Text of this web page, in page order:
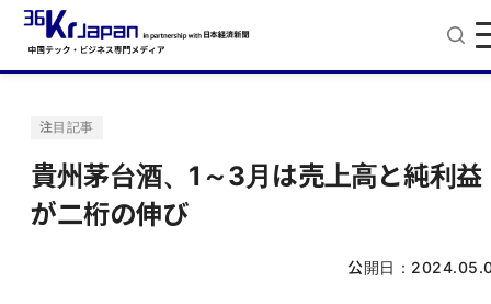
注目記事
貴州茅台酒、1～3月は売上高と純利益
が二桁の伸び
公開日：